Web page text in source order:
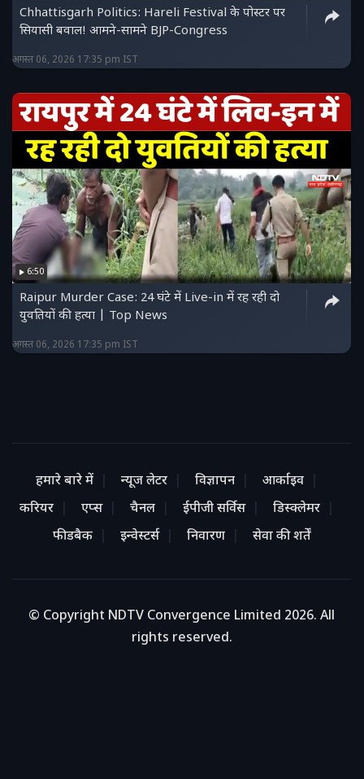
Chhattisgarh Politics: Hareli Festival के पोस्टर पर
सियासी बवाल! आमने-सामने BJP-Congress
अगस्त 06, 2026 17:35 pm IST
6:50
Raipur Murder Case: 24 घंटे में Live-in में रह रही दो
युवतियों की हत्या | Top News
अगस्त 06, 2026 17:35 pm IST
हमारे बारे में न्यूज लेटर विज्ञापन
आर्काइव
करियर
एप्स चैनल ईपीजी सर्विस
डिस्क्लेमर
फीडबैक
इन्वेस्टर्स निवारण सेवा की शर्तें
© Copyright NDTV Convergence Limited 2026. All
rights reserved.